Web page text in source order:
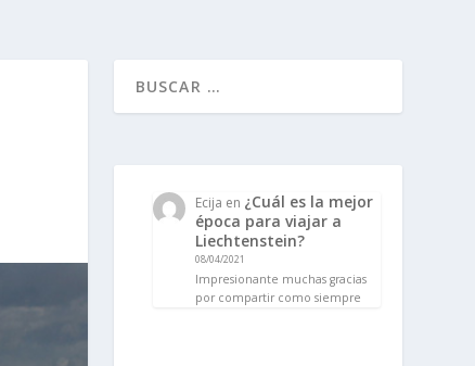
Ecija en ¿Cuál es la mejor
época para viajar a
Liechtenstein?
08/04/2021
Impresionante muchas gracias
por compartir como siempre